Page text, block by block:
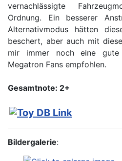
vernachlässigte
Ordnung. Ein besserer
Alternativmodus hätten
beschert, aber auch mit
mir immer noch eine
Megatron Fans empfohlen.
Gesamtnote: 2+
Bildergalerie: